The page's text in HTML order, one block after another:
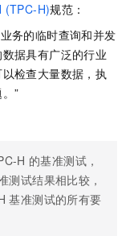
(TPC-H)规范：
务的临时查询和并发
据具有广泛的行业
检查大量数据，执
”
H 的基准测试，
测试结果相比较，
基准测试的所有要